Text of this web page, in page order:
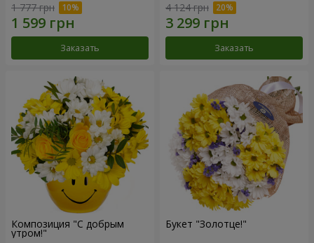
1 777 грн
Заказать
4 124 грн
Заказать
Композиция "С добрым
утром!"
Букет "Золотце!"